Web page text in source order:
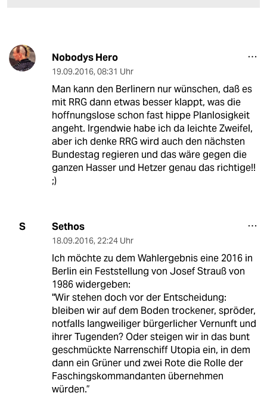
Nobodys Hero
19.09.2016, 08:31 Uhr
Man kann den Berlinern nur wünschen, daß es
mit RRG dann etwas besser klappt, was die
hoffnungslose schon fast hippe Planlosigkeit
angeht. Irgendwie habe ich da leichte Zweifel,
aber ich denke RRG wird auch den nächsten
Bundestag regieren und das wäre gegen die
ganzen Hasser und Hetzer genau das richtige!!
;)
S Sethos
18.09.2016, 22:24 Uhr
Ich möchte zu dem Wahlergebnis eine 2016 in
Berlin ein Feststellung von Josef Strauß von
1986 widergeben:
"Wir stehen doch vor der Entscheidung:
bleiben wir auf dem Boden trockener, spröder,
notfalls langweiliger bürgerlicher Vernunft und
ihrer Tugenden? Oder steigen wir in das bunt
geschmückte Narrenschiff Utopia ein, in dem
dann ein Grüner und zwei Rote die Rolle der
Faschingskommandanten übernehmen
würden.”